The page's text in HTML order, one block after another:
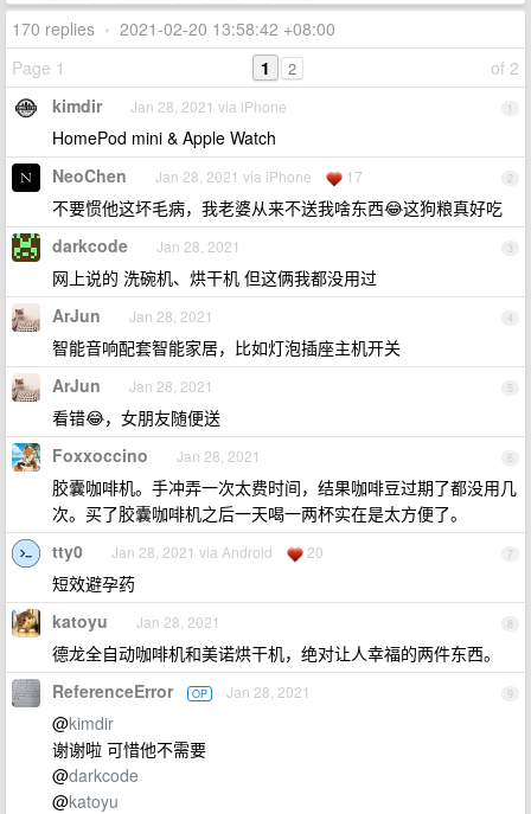
170 replies • 2021-02-20 13:58:42 +08:00
Page 1
of 2
1 2
1
kimdir Jan 28, 2021 via iPhone
HomePod mini & Apple Watch
2
NeoChen Jan 28, 2021 via iPhone 17
不要惯他这坏毛病，我老婆从来不送我啥东西😂这狗粮真好吃
3
darkcode Jan 28, 2021
网上说的 洗碗机、烘干机 但这俩我都没用过
4
ArJun Jan 28, 2021
智能音响配套智能家居，比如灯泡插座主机开关
5
ArJun Jan 28, 2021
看错😂，女朋友随便送
6
Foxxoccino Jan 28, 2021
胶囊咖啡机。手冲弄一次太费时间，结果咖啡豆过期了都没用几
次。买了胶囊咖啡机之后一天喝一两杯实在是太方便了。
7
tty0 Jan 28, 2021 via Android 20
短效避孕药
8
katoyu Jan 28, 2021
德龙全自动咖啡机和美诺烘干机，绝对让人幸福的两件东西。
9
ReferenceError OP Jan 28, 2021
@kimdir
谢谢啦 可惜他不需要
@darkcode
@katoyu